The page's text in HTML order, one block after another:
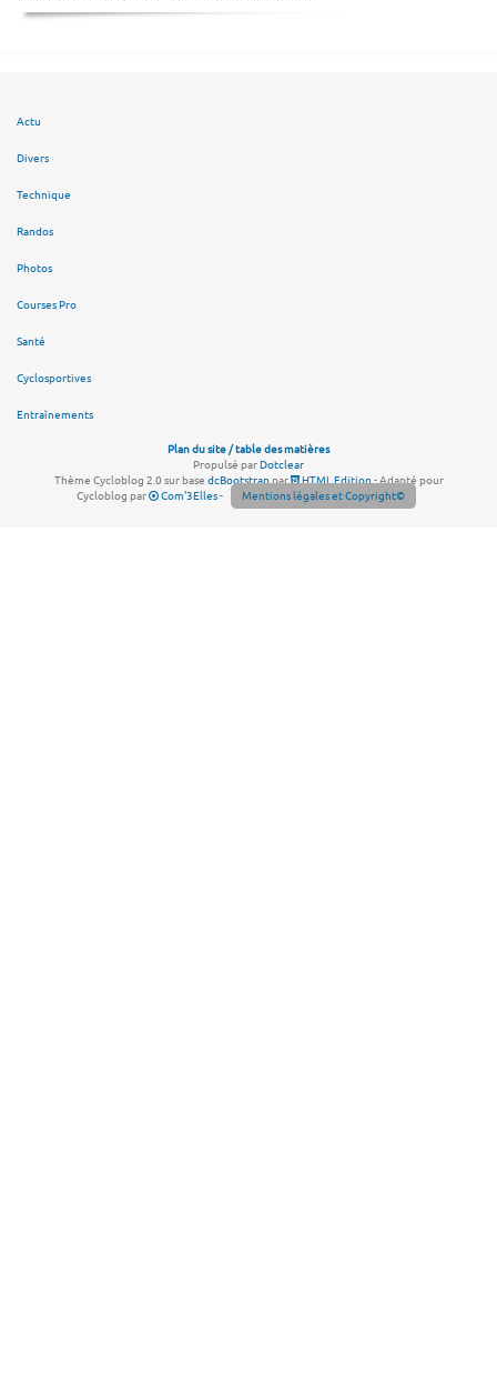
Actu
Divers
Technique
Randos
Photos
Courses Pro
Santé
Cyclosportives
Entraînements
Plan du site / table des matières
Propulsé parDotclear
Thème Cycloblog 2.0 sur base dcBootstrappar HTML Edition- Adapté pour
Cycloblog par
Com'3Elles- Mentions légales et Copyright©